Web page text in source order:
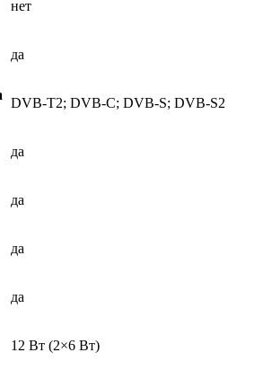
нет
да
DVB-T2; DVB-C; DVB-S; DVB-S2
да
да
да
да
12 Вт (2×6 Вт)